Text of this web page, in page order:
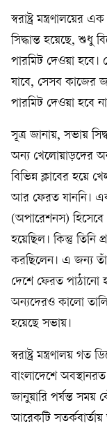
স্বরাষ্ট্র মন্ত্রণালয়ের
সিদ্ধান্ত হয়েছে, শুধু
পারমিট দেওয়া
যাবে, সেসব কাজের
পারমিট দেওয়া হবে
সূত্র জানায়, সভায়
অন্য খেলোয়াড়দের
বিভিন্ন ক্লাবের
আর ফেরত যাননি।
(অপারেশনস)
হয়েছিল। কিন্তু তিনি
করছিলেন। এ জন্য
দেশে ফেরত পাঠানো
অন্যদেরও কালো
হয়েছে সভায়।
স্বরাষ্ট্র মন্ত্রণালয়
বাংলাদেশে
জানুয়ারি পর্যন্ত সময়
আরেকটি